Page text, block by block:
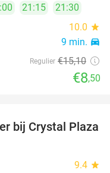
21:15
21:30
10.0 star
9 min. directions_car
Regulier €15,10
€8,50
50%
bij Crystal Plaza
9.4 star